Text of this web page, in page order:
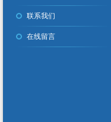
联系我们
在线留言